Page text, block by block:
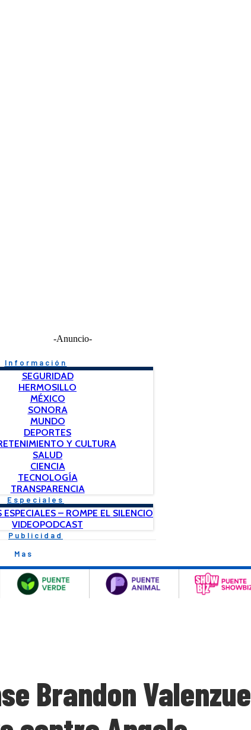
-Anuncio-
Información
SEGURIDAD
HERMOSILLO
MÉXICO
SONORA
MUNDO
DEPORTES
Y CULTURA
SALUD
CIENCIA
TECNOLOGÍA
TRANSPARENCIA
Especiales
ESPECIALES – ROMPE EL SILENCIO
VIDEOPODCAST
Publicidad
Mas
Brandon